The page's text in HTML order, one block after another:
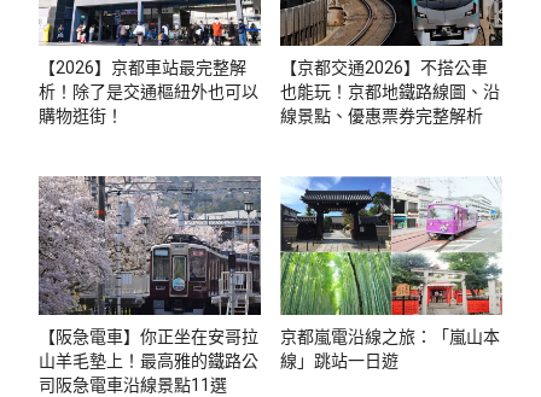
【2026】京都車站最完整解
析！除了是交通樞紐外也可以
購物逛街！
【京都交通2026】不搭公車
也能玩！京都地鐵路線圖、沿
線景點、優惠票券完整解析
【阪急電車】你正坐在安哥拉
山羊毛墊上！最高雅的鐵路公
司阪急電車沿線景點11選
京都嵐電沿線之旅：「嵐山本
線」跳站一日遊